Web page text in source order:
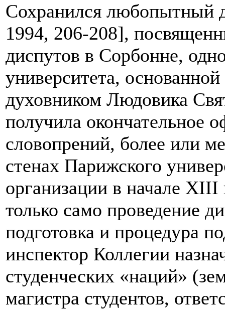
Сохранился любопытный
1994, 206-208],
диспутов в Сорбонне,
университета,
духовником Людовика
получила окончательное
словопрений, более или
стенах Парижского
организации в начале
только само проведение
подготовка и процедура
инспектор Коллегии
студенческих «наций»
магистра студентов,